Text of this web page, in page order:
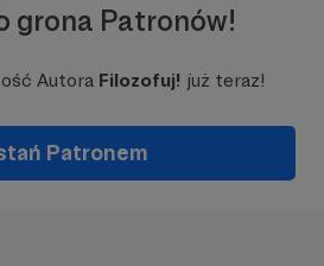
grona Patronów!
Autora Filozofuj! już teraz!
Patronem